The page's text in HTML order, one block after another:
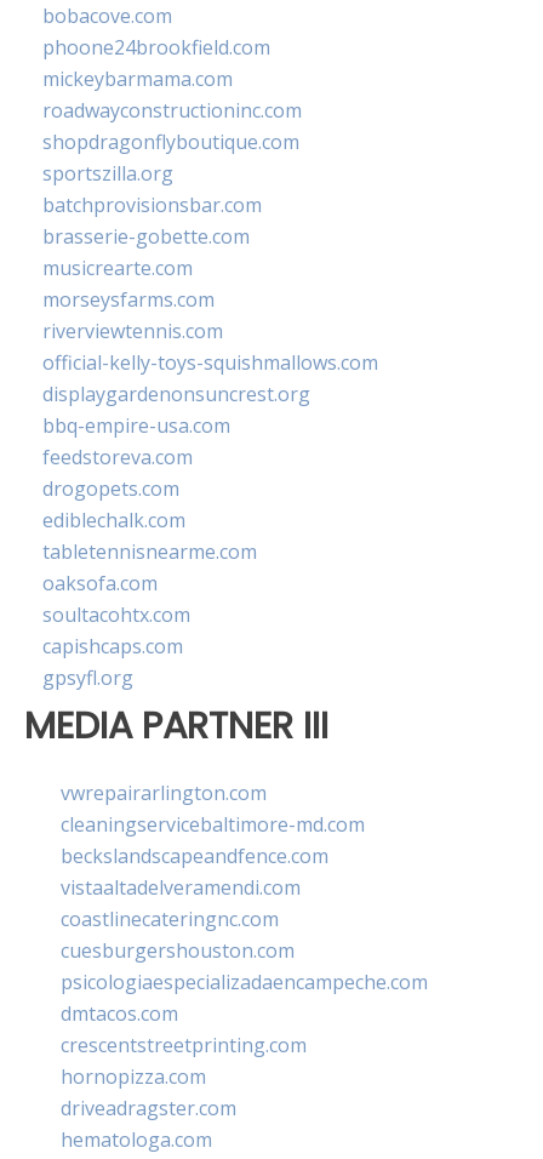
bobacove.com
phoone24brookfield.com
mickeybarmama.com
roadwayconstructioninc.com
shopdragonflyboutique.com
sportszilla.org
batchprovisionsbar.com
brasserie-gobette.com
musicrearte.com
morseysfarms.com
riverviewtennis.com
official-kelly-toys-squishmallows.com
displaygardenonsuncrest.org
bbq-empire-usa.com
feedstoreva.com
drogopets.com
ediblechalk.com
tabletennisnearme.com
oaksofa.com
soultacohtx.com
capishcaps.com
gpsyfl.org
MEDIA PARTNER III
vwrepairarlington.com
cleaningservicebaltimore-md.com
beckslandscapeandfence.com
vistaaltadelveramendi.com
coastlinecateringnc.com
cuesburgershouston.com
psicologiaespecializadaencampeche.com
dmtacos.com
crescentstreetprinting.com
hornopizza.com
driveadragster.com
hematologa.com